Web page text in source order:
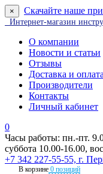
× Скачайте наше
Интернет-магазин
О компании
Новости и статьи
Отзывы
Доставка и оплата
Производители
Контакты
Личный кабинет
0
Часы работы: пн.-пт.
суббота 10.00-16.00,
+7 342 227-55-55, г.
В корзине 0 позиций